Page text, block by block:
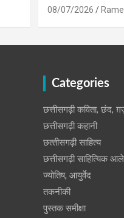
08/07/2026
Categories
छत्तीसगढ़ी कविता, छंद,
छत्तीसगढ़ी कहानी
छत्‍तीसगढ़ी साहित्‍य
छत्तीसगढ़ी साहित्यिक
ज्योतिष, आयुर्वेद
तकनीकी
पुस्‍तक समीक्षा